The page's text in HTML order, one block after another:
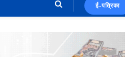
ई-पत्रिका